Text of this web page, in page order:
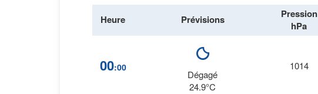
Heure Prévisions
Pression
hPa
00:00
Dégagé
24.9°C
1014